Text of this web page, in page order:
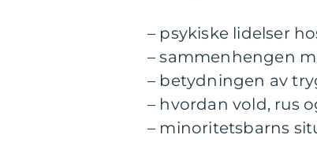
– psykiske lidelser
– sammenhengen
– betydningen av
– hvordan vold, rus
– minoritetsbarns